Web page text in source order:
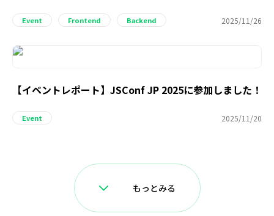
Event Frontend Backend 2025/11/26
【イベントレポート】JSConf JP 2025に参加しました！
Event 2025/11/20
もっとみる